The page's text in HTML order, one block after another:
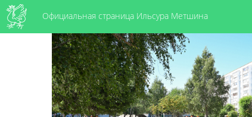
Официальная страница Ильсура Метшина